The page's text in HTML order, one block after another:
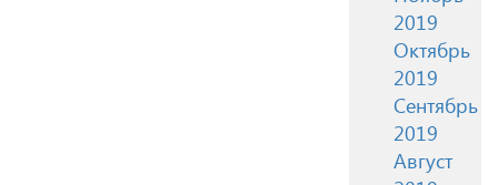
2019
Октябрь
2019
Сентябрь
2019
Август